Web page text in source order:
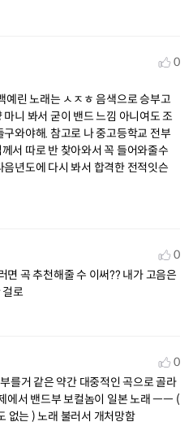
0
예린 노래는 ㅅㅈㅎ 음색으로 승부고
니 봐서 굳이 밴드 느낌 아니여도 조
와야해. 참고로 나 중고등학교 전부
서 따로 반 찾아와서 꼭 들어와줄수
년도에 다시 봐서 합격한 전적잇슨
0
면 곡 추천해줄 수 이써?? 내가 고음은
걸로
0
를거 같은 약간 대중적인 곡으로 골라
서 밴드부 보컬놈이 일본 노래 ㅡㅡ (
없는 ) 노래 불러서 개처망함